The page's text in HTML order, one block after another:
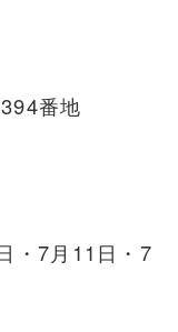
番地
・7月11日・7